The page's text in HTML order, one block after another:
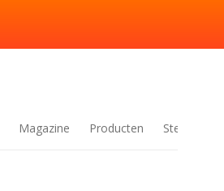
Magazine Producten Steden